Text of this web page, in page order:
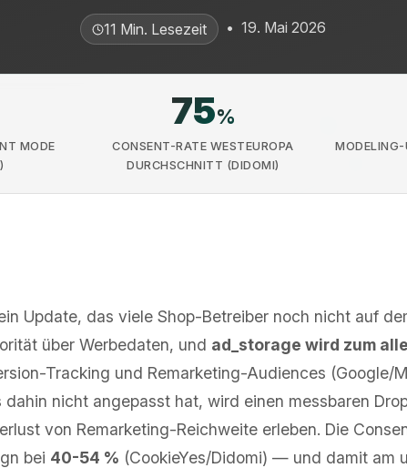
11 Min. Lesezeit • 19. Mai 2026
MODE
75%
CONSENT-RATE WESTEUROPA
DURCHSCHNITT (DIDOMI)
MODELING-
Update, das viele Shop-Betreiber noch nicht auf
über Werbedaten, und ad_storage wird zum
Tracking und Remarketing-Audiences (Google/
nicht angepasst hat, wird einen messbaren
von Remarketing-Reichweite erleben. Die
bei 40-54 % (CookieYes/Didomi) — und damit am